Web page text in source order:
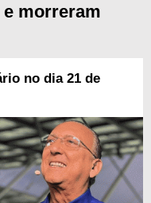
morreram
no dia 21 de